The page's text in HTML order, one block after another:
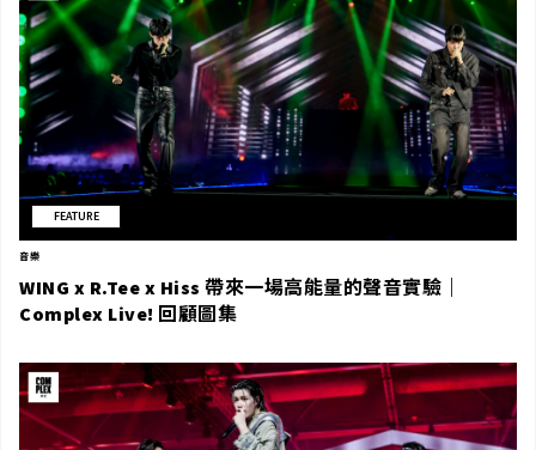
FEATURE
音樂
WING x R.Tee x Hiss 帶來一場高能量的聲音實驗｜
Complex Live! 回顧圖集